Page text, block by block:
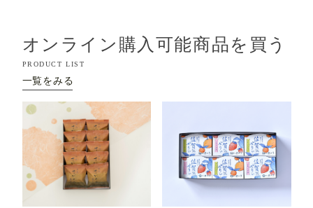
オンライン購入可能商品を買う
PRODUCT LIST
一覧をみる